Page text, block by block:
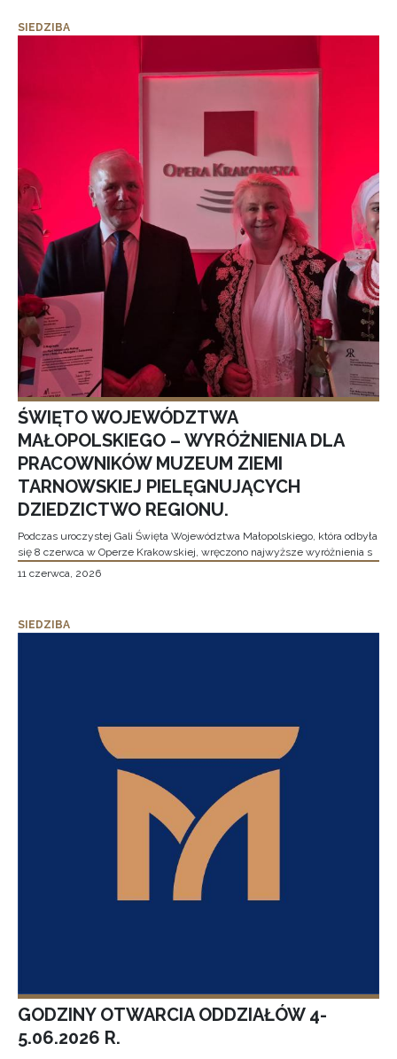
SIEDZIBA
ŚWIĘTO WOJEWÓDZTWA
MAŁOPOLSKIEGO – WYRÓŻNIENIA DLA
PRACOWNIKÓW MUZEUM ZIEMI
TARNOWSKIEJ PIELĘGNUJĄCYCH
DZIEDZICTWO REGIONU.
Podczas uroczystej Gali Święta Województwa Małopolskiego, która odbyła
się 8 czerwca w Operze Krakowskiej, wręczono najwyższe wyróżnienia s
11 czerwca, 2026
SIEDZIBA
GODZINY OTWARCIA ODDZIAŁÓW 4-
5.06.2026 R.